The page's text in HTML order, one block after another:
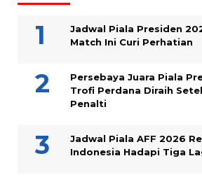
Jadwal Piala Presiden
Match Ini Curi Perhatian
Persebaya Juara Piala
Trofi Perdana Diraih
Penalti
Jadwal Piala AFF 2026
Indonesia Hadapi Tiga